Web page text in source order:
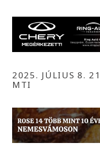
2025. JÚLIUS 8.
MTI